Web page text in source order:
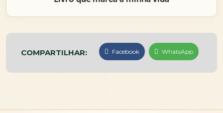
COMPARTILHAR: Facebook WhatsApp